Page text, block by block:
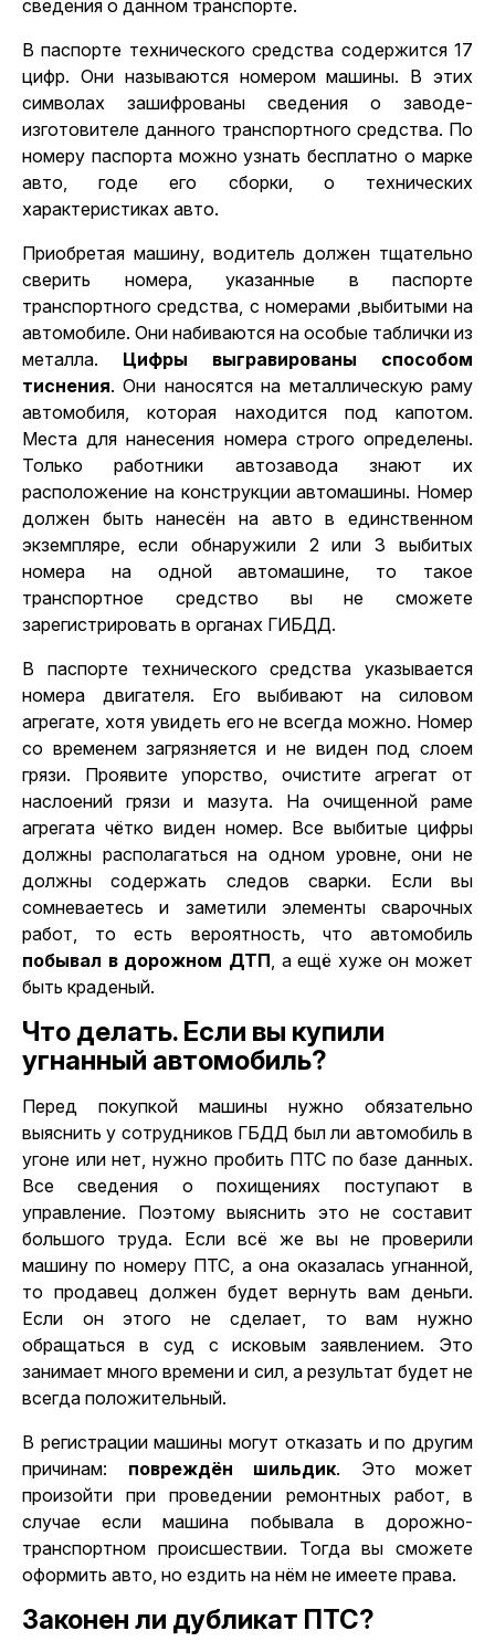
сведения о данном транспорте.
В паспорте технического средства содержится 17
цифр. Они называются номером машины. В этих
символах зашифрованы сведения о заводе-
изготовителе данного транспортного средства. По
номеру паспорта можно узнать бесплатно о марке
авто, годе его сборки, о технических
характеристиках авто.
Приобретая машину, водитель должен тщательно
сверить номера, указанные в паспорте
транспортного средства, с номерами ,выбитыми на
автомобиле. Они набиваются на особые таблички из
металла. Цифры выгравированы способом
тиснения. Они наносятся на металлическую раму
автомобиля, которая находится под капотом.
Места для нанесения номера строго определены.
Только работники автозавода знают их
расположение на конструкции автомашины. Номер
должен быть нанесён на авто в единственном
экземпляре, если обнаружили 2 или 3 выбитых
номера на одной автомашине, то такое
транспортное средство вы не сможете
зарегистрировать в органах ГИБДД.
В паспорте технического средства указывается
номера двигателя. Его выбивают на силовом
агрегате, хотя увидеть его не всегда можно. Номер
со временем загрязняется и не виден под слоем
грязи. Проявите упорство, очистите агрегат от
наслоений грязи и мазута. На очищенной раме
агрегата чётко виден номер. Все выбитые цифры
должны располагаться на одном уровне, они не
должны содержать следов сварки. Если вы
сомневаетесь и заметили элементы сварочных
работ, то есть вероятность, что автомобиль
побывал в дорожном ДТП, а ещё хуже он может
быть краденый.
Что делать. Если вы купили
угнанный автомобиль?
Перед покупкой машины нужно обязательно
выяснить у сотрудников ГБДД был ли автомобиль в
угоне или нет, нужно пробить ПТС по базе данных.
Все сведения о похищениях поступают в
управление. Поэтому выяснить это не составит
большого труда. Если всё же вы не проверили
машину по номеру ПТС, а она оказалась угнанной,
то продавец должен будет вернуть вам деньги.
Если он этого не сделает, то вам нужно
обращаться в суд с исковым заявлением. Это
занимает много времени и сил, а результат будет не
всегда положительный.
В регистрации машины могут отказать и по другим
причинам: повреждён шильдик. Это может
произойти при проведении ремонтных работ, в
случае если машина побывала в дорожно-
транспортном происшествии. Тогда вы сможете
оформить авто, но ездить на нём не имеете права.
Законен ли дубликат ПТС?